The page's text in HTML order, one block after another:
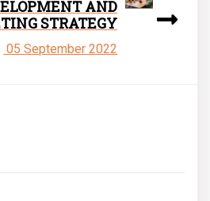
AND
STRATEGY
05 September 2022